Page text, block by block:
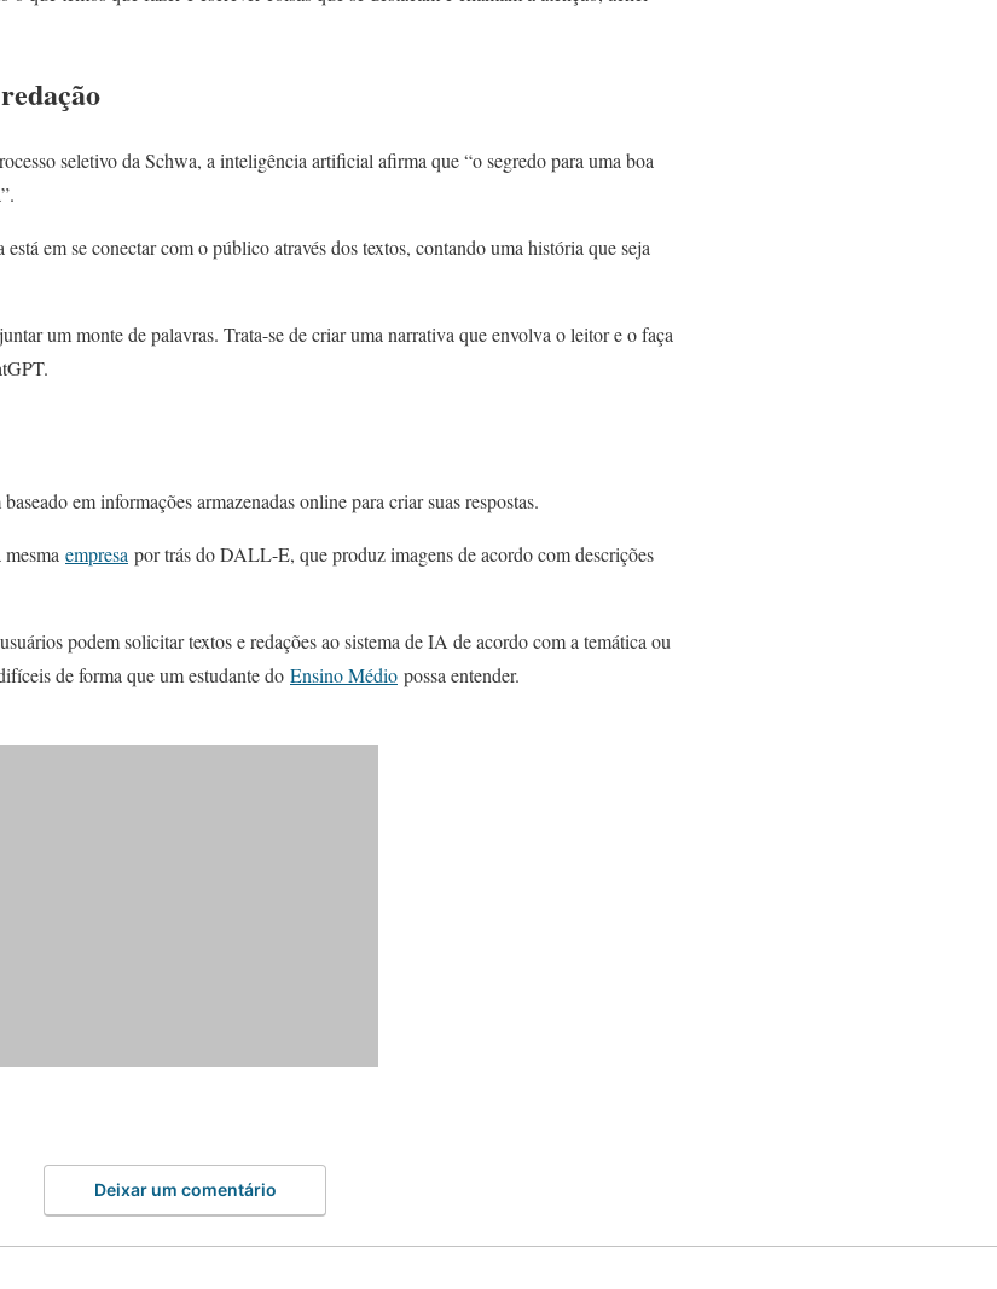
seletivo da Schwa, a inteligência artificial afirma que “o segredo para uma boa
em se conectar com o público através dos textos, contando uma história que seja
um monte de palavras. Trata-se de criar uma narrativa que envolva o leitor e o faça
em informações armazenadas online para criar suas respostas.
empresa por trás do DALL-E, que produz imagens de acordo com descrições
podem solicitar textos e redações ao sistema de IA de acordo com a temática ou
de forma que um estudante do Ensino Médio possa entender.
Deixar um comentário